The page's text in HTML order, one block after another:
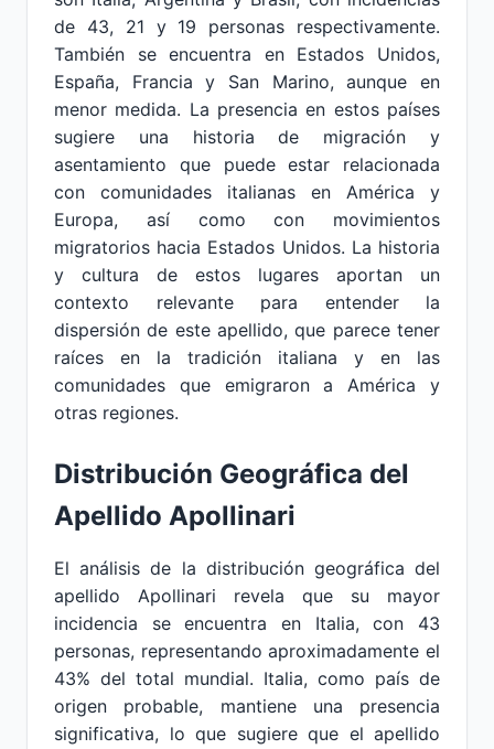
de 43, 21 y 19 personas respectivamente.
También se encuentra en Estados Unidos,
España, Francia y San Marino, aunque en
menor medida. La presencia en estos países
sugiere una historia de migración y
asentamiento que puede estar relacionada
con comunidades italianas en América y
Europa, así como con movimientos
migratorios hacia Estados Unidos. La historia
y cultura de estos lugares aportan un
contexto relevante para entender la
dispersión de este apellido, que parece tener
raíces en la tradición italiana y en las
comunidades que emigraron a América y
otras regiones.
Distribución Geográfica del
Apellido Apollinari
El análisis de la distribución geográfica del
apellido Apollinari revela que su mayor
incidencia se encuentra en Italia, con 43
personas, representando aproximadamente el
43% del total mundial. Italia, como país de
origen probable, mantiene una presencia
significativa, lo que sugiere que el apellido